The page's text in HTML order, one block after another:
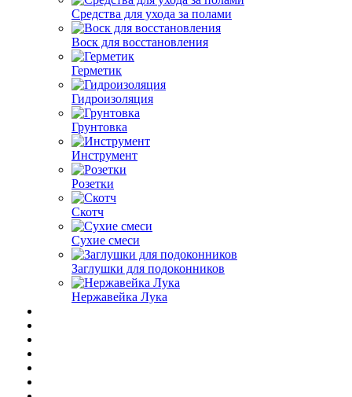
Средства для ухода за полами
Воск для восстановления
Герметик
Гидроизоляция
Грунтовка
Инструмент
Розетки
Скотч
Сухие смеси
Заглушки для подоконников
Нержавейка Лука